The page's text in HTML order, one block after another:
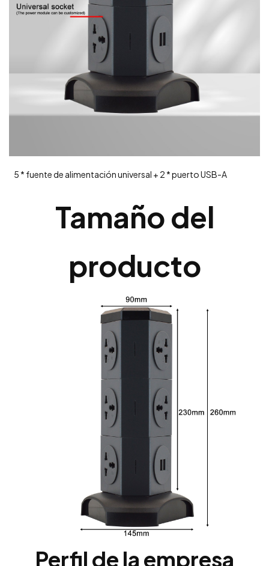
5 * fuente de alimentación universal + 2 * puerto USB-A
Tamaño del
producto
Perfil de la empresa